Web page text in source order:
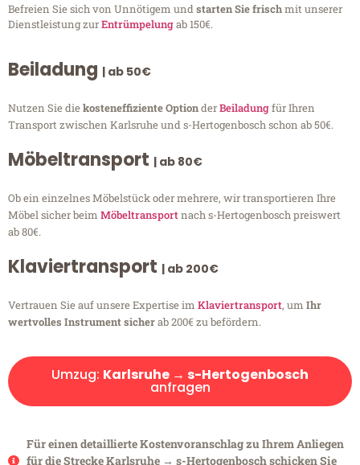
Befreien Sie sich von Unnötigem undstarten Sie frischmit unserer
Dienstleistung zurEntrümpelungab 150€.
Beiladung | ab 50€
Nutzen Sie diekosteneffiziente OptionderBeiladungfür Ihren
Transport zwischen Karlsruhe und s-Hertogenbosch schon ab 50€.
Möbeltransport | ab 80€
Ob ein einzelnes Möbelstück oder mehrere, wir transportieren Ihre
Möbel sicher beim Möbeltransportnach s-Hertogenbosch preiswert
ab 80€.
Klaviertransport | ab 200€
Vertrauen Sie auf unsere Expertise im Klaviertransport, um Ihr
wertvolles Instrument sicherab 200€ zu befördern.
Umzug: Karlsruhe → s-Hertogenbosch
anfragen
Für einen detaillierte Kostenvoranschlag zu Ihrem Anliegen
für die Strecke Karlsruhe → s-Hertogenbosch schicken Sie